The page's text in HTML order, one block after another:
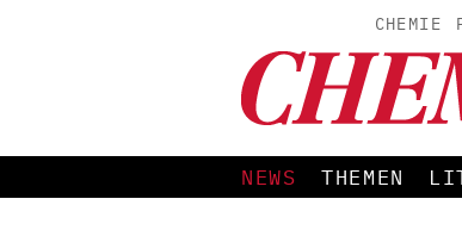
CHEMIE
NEWS THEMEN